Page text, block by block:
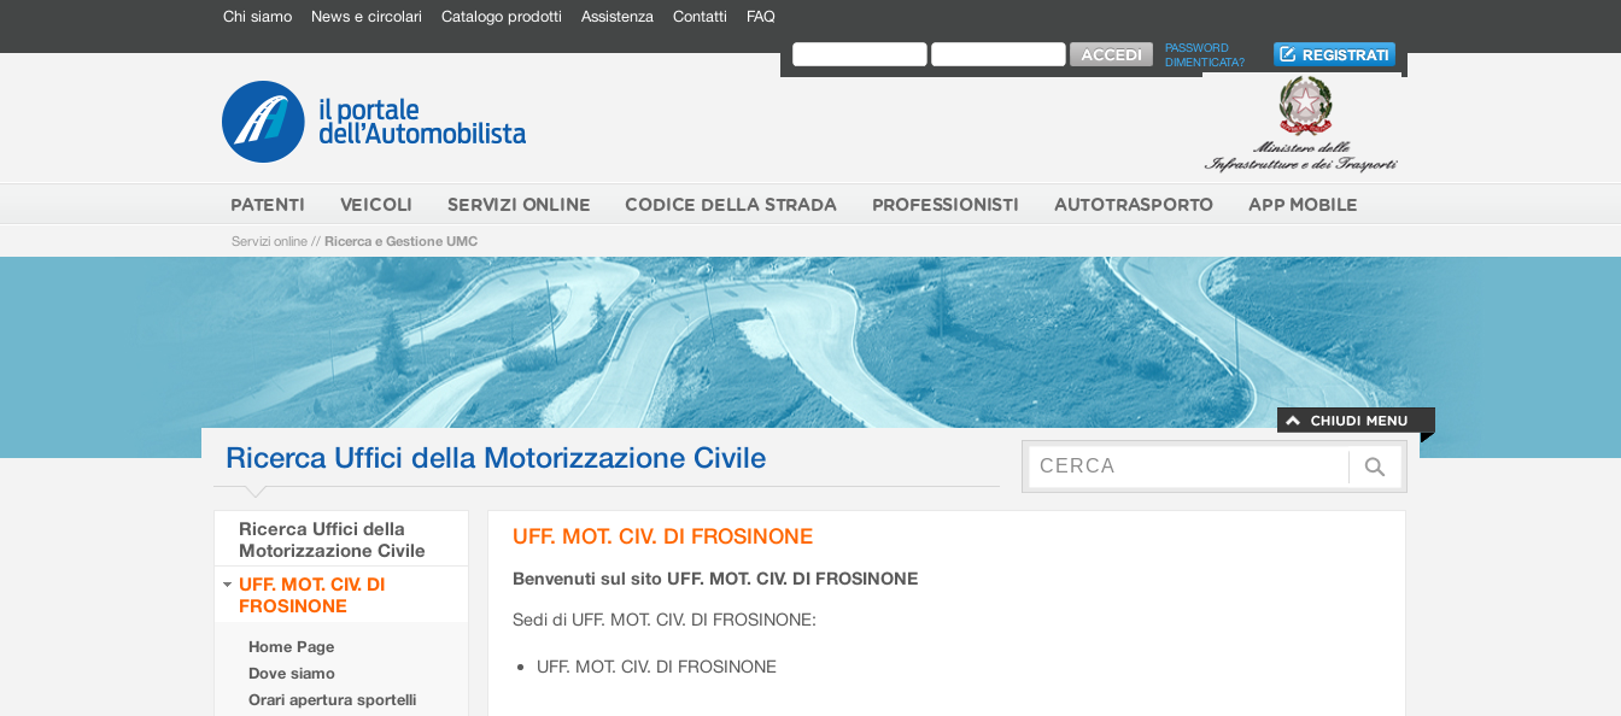
Chi siamo News e circolari Catalogo prodotti Assistenza Contatti FAQ
PASSWORD
DIMENTICATA?
PATENTI VEICOLI SERVIZI ONLINE CODICE DELLA STRADA PROFESSIONISTI AUTOTRASPORTO APP MOBILE
Servizi online // Ricerca e Gestione UMC
Ricerca Uffici della Motorizzazione Civile
Ricerca Uffici della
Motorizzazione Civile
UFF. MOT. CIV. DI
FROSINONE
Home Page
Dove siamo
Orari apertura sportelli
UFF. MOT. CIV. DI FROSINONE
Benvenuti sul sito UFF. MOT. CIV. DI FROSINONE
Sedi di UFF. MOT. CIV. DI FROSINONE:
UFF. MOT. CIV. DI FROSINONE